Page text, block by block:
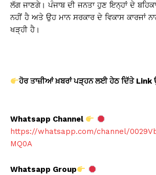
ਲੱਗ ਜਾਣਗੇ। ਪੰਜਾਬ ਦੀ ਜਨਤਾ ਹੁਣ ਇਨ੍ਹਾਂ ਦੇ
ਨਹੀਂ ਹੈ ਅਤੇ ਉਹ ਮਾਨ ਸਰਕਾਰ ਦੇ ਵਿਕਾਸ ਕਾਰਜਾਂ
ਖੜ੍ਹੀ ਹੈ।
ਹੋਰ ਤਾਜ਼ੀਆਂ ਖ਼ਬਰਾਂ ਪੜ੍ਹਨ ਲਈ ਹੇਠ ਦਿੱਤੇ Link
Whatsapp Channel
https://whatsapp.com/channel/
MQ0A
Whatsapp Group